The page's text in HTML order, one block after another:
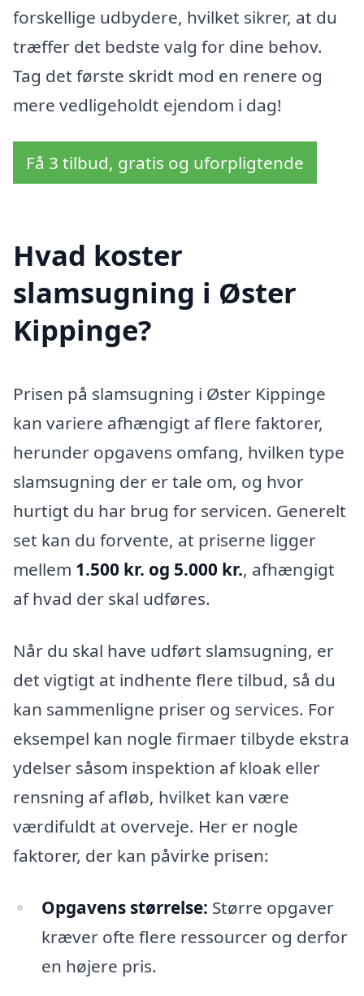
forskellige udbydere, hvilket sikrer, at du
træffer det bedste valg for dine behov.
Tag det første skridt mod en renere og
mere vedligeholdt ejendom i dag!
Få 3 tilbud, gratis og uforpligtende
Hvad koster
slamsugning i Øster
Kippinge?
Prisen på slamsugning i Øster Kippinge
kan variere afhængigt af flere faktorer,
herunder opgavens omfang, hvilken type
slamsugning der er tale om, og hvor
hurtigt du har brug for servicen. Generelt
set kan du forvente, at priserne ligger
mellem 1.500 kr. og 5.000 kr., afhængigt
af hvad der skal udføres.
Når du skal have udført slamsugning, er
det vigtigt at indhente flere tilbud, så du
kan sammenligne priser og services. For
eksempel kan nogle firmaer tilbyde ekstra
ydelser såsom inspektion af kloak eller
rensning af afløb, hvilket kan være
værdifuldt at overveje. Her er nogle
faktorer, der kan påvirke prisen:
Opgavens størrelse: Større opgaver
kræver ofte flere ressourcer og derfor
en højere pris.